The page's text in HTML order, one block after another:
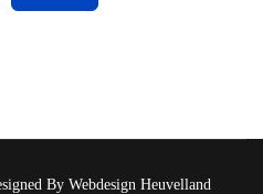
By Webdesign Heuvelland